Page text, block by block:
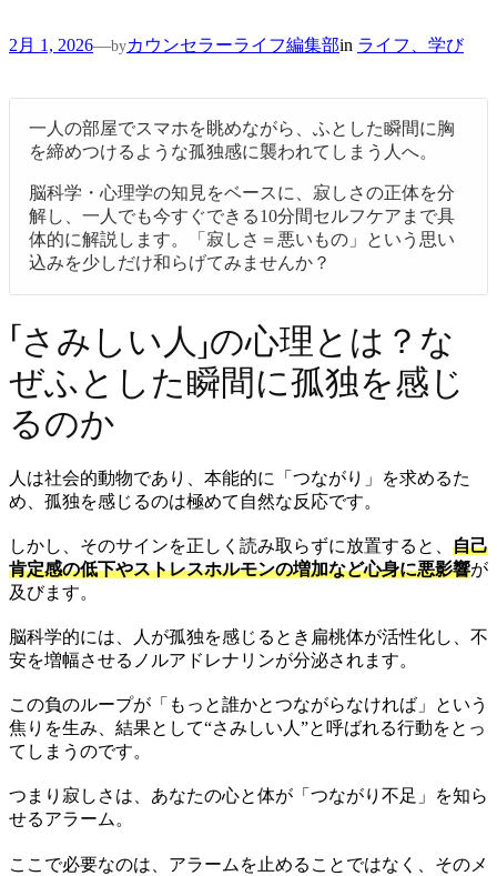
2月 1, 2026—byカウンセラーライフ編集部in ライフ、学び
一人の部屋でスマホを眺めながら、ふとした瞬間に胸
を締めつけるような孤独感に襲われてしまう人へ。
脳科学・心理学の知見をベースに、寂しさの正体を分
解し、一人でも今すぐできる10分間セルフケアまで具
体的に解説します。「寂しさ＝悪いもの」という思い
込みを少しだけ和らげてみませんか？
「さみしい人」の心理とは？な
ぜふとした瞬間に孤独を感じ
るのか
人は社会的動物であり、本能的に「つながり」を求めるた
め、孤独を感じるのは極めて自然な反応です。
しかし、そのサインを正しく読み取らずに放置すると、 自己
肯定感の低下やストレスホルモンの増加など心身に悪影響が
及びます。
脳科学的には、人が孤独を感じるとき扁桃体が活性化し、不
安を増幅させるノルアドレナリンが分泌されます。
この負のループが「もっと誰かとつながらなければ」という
焦りを生み、結果として“さみしい人”と呼ばれる行動をとっ
てしまうのです。
つまり寂しさは、あなたの心と体が「つながり不足」を知ら
せるアラーム。
ここで必要なのは、アラームを止めることではなく、そのメ